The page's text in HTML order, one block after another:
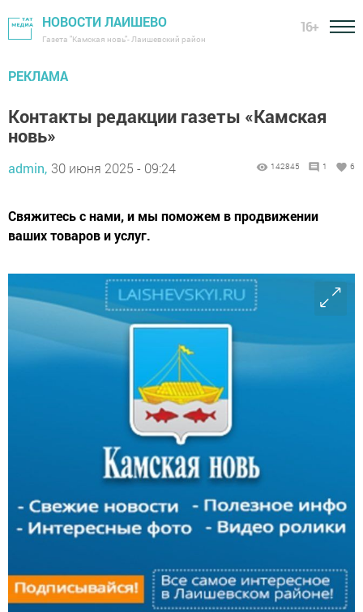
НОВОСТИ ЛАИШЕВО
Газета "Камская новь"- Лаишевский район
16+
РЕКЛАМА
Контакты редакции газеты «Камская
новь»
admin, 30 июня 2025 - 09:24 142845 1 6
Свяжитесь с нами, и мы поможем в продвижении
ваших товаров и услуг.